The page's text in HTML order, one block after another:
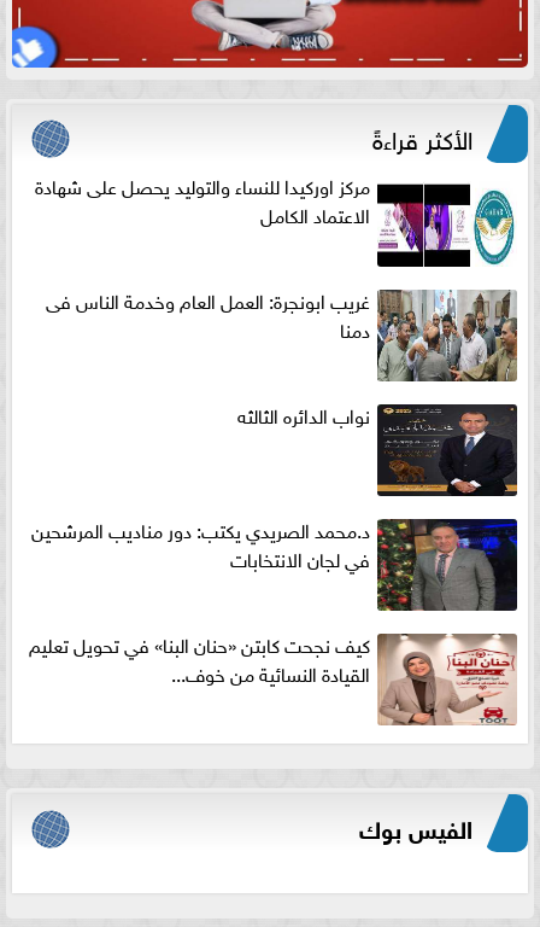
الأكثر قراءةً
مركز اوركيدا للنساء والتوليد يحصل على شهادة
الاعتماد الكامل
غريب ابونجرة: العمل العام وخدمة الناس فى
دمنا
نواب الدائره الثالثه
د.محمد الصريدي يكتب: دور مناديب المرشحين
في لجان الانتخابات
كيف نجحت كابتن «حنان البنا» في تحويل تعليم
القيادة النسائية من خوف...
الفيس بوك